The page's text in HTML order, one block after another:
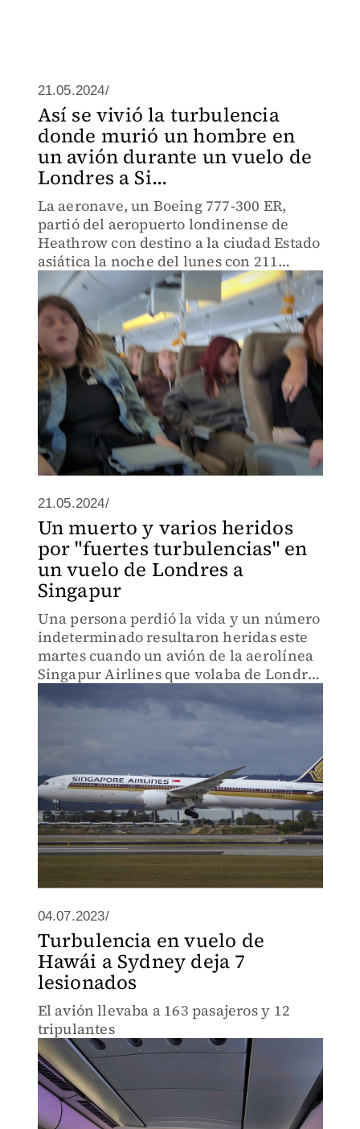
21.05.2024/
Así se vivió la turbulencia
donde murió un hombre en
un avión durante un vuelo de
Londres a Si...
La aeronave, un Boeing 777-300 ER,
partió del aeropuerto londinense de
Heathrow con destino a la ciudad Estado
asiática la noche del lunes con 211
pasajeros y 18 tripulantes.
21.05.2024/
Un muerto y varios heridos
por "fuertes turbulencias" en
un vuelo de Londres a
Singapur
Una persona perdió la vida y un número
indeterminado resultaron heridas este
martes cuando un avión de la aerolínea
Singapur Airlines que volaba de Londres
a Singapur fue sacudido por "fuertes
turbulencias".
04.07.2023/
Turbulencia en vuelo de
Hawái a Sydney deja 7
lesionados
El avión llevaba a 163 pasajeros y 12
tripulantes